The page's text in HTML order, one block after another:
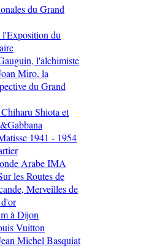
du Grand
l'Exposition du
l'alchimiste
Miro, la
du Grand
Shiota et
1941 - 1954
Arabe IMA
les Routes de
Merveilles de
à Dijon
Vuitton
Michel Basquiat